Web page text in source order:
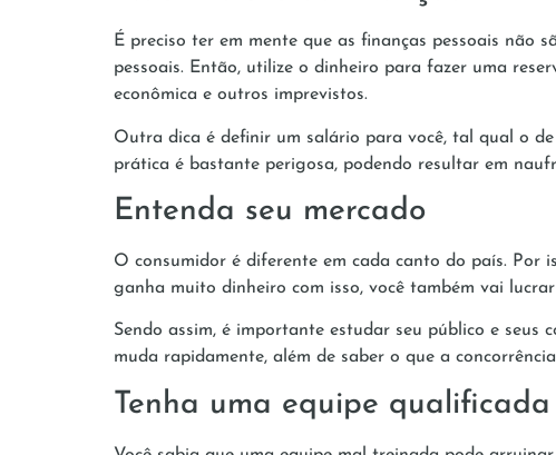
É preciso ter em mente que as finanças pessoais não
pessoais. Então, utilize o dinheiro para fazer uma
econômica e outros imprevistos.
Outra dica é definir um salário para você, tal qual o
prática é bastante perigosa, podendo resultar em
Entenda seu mercado
O consumidor é diferente em cada canto do país. Por
ganha muito dinheiro com isso, você também vai
Sendo assim, é importante estudar seu público e seus
muda rapidamente, além de saber o que a
Tenha uma equipe qualificada